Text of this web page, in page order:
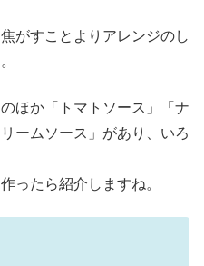
がすことよりアレンジのし
ほか「トマトソース」「ナ
ームソース」があり、いろ
ったら紹介しますね。